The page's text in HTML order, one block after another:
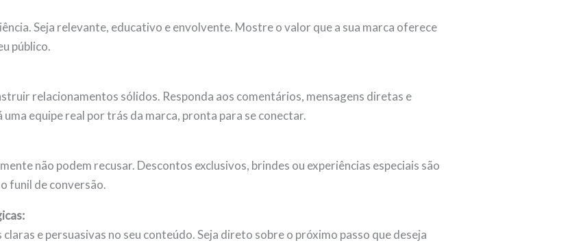
Seja relevante, educativo e envolvente. Mostre o valor que a sua marca oferece
público.
relacionamentos sólidos. Responda aos comentários, mensagens diretas e
equipe real por trás da marca, pronta para se conectar.
não podem recusar. Descontos exclusivos, brindes ou experiências especiais são
funil de conversão.
e persuasivas no seu conteúdo. Seja direto sobre o próximo passo que deseja